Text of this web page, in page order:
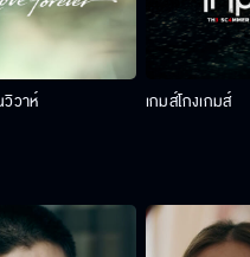
วาห์ เกมส์โกงเกมส์